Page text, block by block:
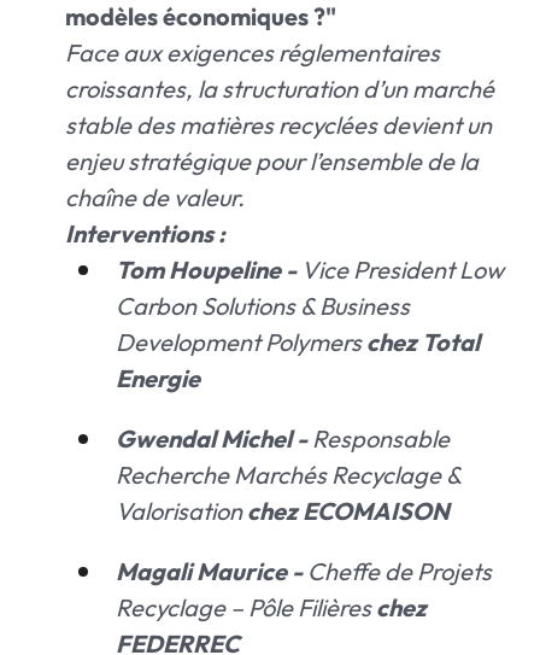
modèles économiques ?"
Face aux exigences réglementaires
croissantes, la structuration d’un marché
stable des matières recyclées devient un
enjeu stratégique pour l’ensemble de la
chaîne de valeur.
Interventions :
Tom Houpeline - Vice President Low
Carbon Solutions & Business
Development Polymerschez Total
Energie
Gwendal Michel -Responsable
Recherche Marchés Recyclage &
Valorisationchez ECOMAISON
Magali Maurice - Cheffe de Projets
Recyclage – Pôle Filièreschez
FEDERREC